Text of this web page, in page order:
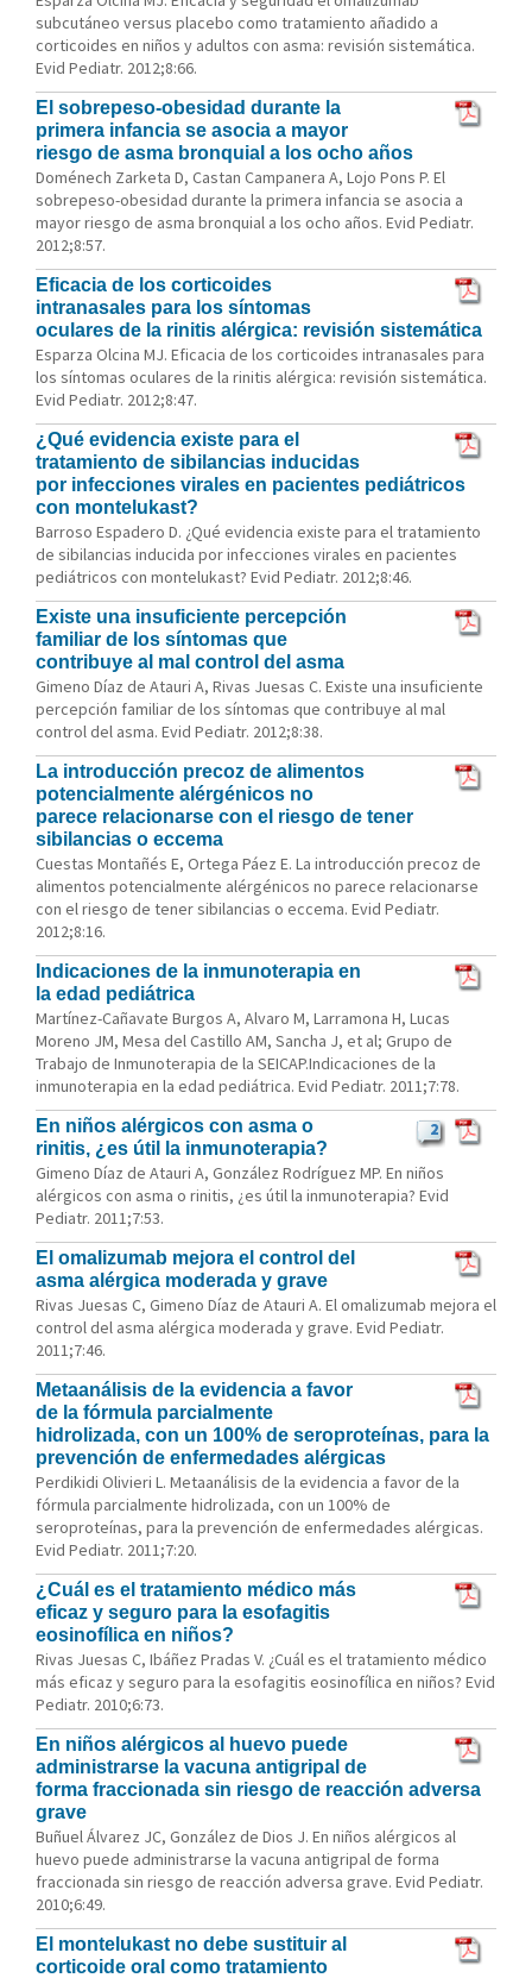
subcutáneo versus placebo como tratamiento añadido a
corticoides en niños y adultos con asma: revisión sistemática.
Evid Pediatr. 2012;8:66.
El sobrepeso-obesidad durante la
primera infancia se asocia a mayor
riesgo de asma bronquial a los ocho años
Doménech Zarketa D, Castan Campanera A, Lojo Pons P. El
sobrepeso-obesidad durante la primera infancia se asocia a
mayor riesgo de asma bronquial a los ocho años. Evid Pediatr.
2012;8:57.
Eficacia de los corticoides
intranasales para los síntomas
oculares de la rinitis alérgica: revisión sistemática
Esparza Olcina MJ. Eficacia de los corticoides intranasales para
los síntomas oculares de la rinitis alérgica: revisión sistemática.
Evid Pediatr. 2012;8:47.
¿Qué evidencia existe para el
tratamiento de sibilancias inducidas
por infecciones virales en pacientes pediátricos
con montelukast?
Barroso Espadero D. ¿Qué evidencia existe para el tratamiento
de sibilancias inducida por infecciones virales en pacientes
pediátricos con montelukast? Evid Pediatr. 2012;8:46.
Existe una insuficiente percepción
familiar de los síntomas que
contribuye al mal control del asma
Gimeno Díaz de Atauri A, Rivas Juesas C. Existe una insuficiente
percepción familiar de los síntomas que contribuye al mal
control del asma. Evid Pediatr. 2012;8:38.
La introducción precoz de alimentos
potencialmente alérgénicos no
parece relacionarse con el riesgo de tener
sibilancias o eccema
Cuestas Montañés E, Ortega Páez E. La introducción precoz de
alimentos potencialmente alérgénicos no parece relacionarse
con el riesgo de tener sibilancias o eccema. Evid Pediatr.
2012;8:16.
Indicaciones de la inmunoterapia en
la edad pediátrica
Martínez-Cañavate Burgos A, Alvaro M, Larramona H, Lucas
Moreno JM, Mesa del Castillo AM, Sancha J, et al; Grupo de
Trabajo de Inmunoterapia de la SEICAP.Indicaciones de la
inmunoterapia en la edad pediátrica. Evid Pediatr. 2011;7:78.
2
En niños alérgicos con asma o
rinitis, ¿es útil la inmunoterapia?
Gimeno Díaz de Atauri A, González Rodríguez MP. En niños
alérgicos con asma o rinitis, ¿es útil la inmunoterapia? Evid
Pediatr. 2011;7:53.
El omalizumab mejora el control del
asma alérgica moderada y grave
Rivas Juesas C, Gimeno Díaz de Atauri A. El omalizumab mejora el
control del asma alérgica moderada y grave. Evid Pediatr.
2011;7:46.
Metaanálisis de la evidencia a favor
de la fórmula parcialmente
hidrolizada, con un 100% de seroproteínas, para la
prevención de enfermedades alérgicas
Perdikidi Olivieri L. Metaanálisis de la evidencia a favor de la
fórmula parcialmente hidrolizada, con un 100% de
seroproteínas, para la prevención de enfermedades alérgicas.
Evid Pediatr. 2011;7:20.
¿Cuál es el tratamiento médico más
eficaz y seguro para la esofagitis
eosinofílica en niños?
Rivas Juesas C, Ibáñez Pradas V. ¿Cuál es el tratamiento médico
más eficaz y seguro para la esofagitis eosinofílica en niños? Evid
Pediatr. 2010;6:73.
En niños alérgicos al huevo puede
administrarse la vacuna antigripal de
forma fraccionada sin riesgo de reacción adversa
grave
Buñuel Álvarez JC, González de Dios J. En niños alérgicos al
huevo puede administrarse la vacuna antigripal de forma
fraccionada sin riesgo de reacción adversa grave. Evid Pediatr.
2010;6:49.
El montelukast no debe sustituir al
corticoide oral como tratamiento